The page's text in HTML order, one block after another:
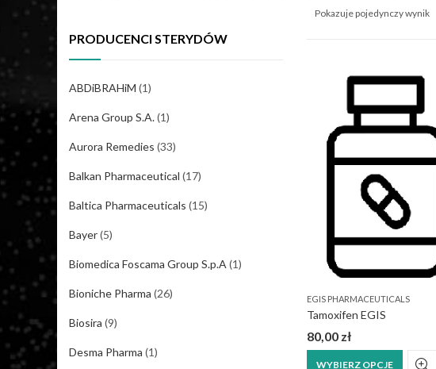
Pokazuje pojedynczy wynik
EGIS PHARMACEUTICALS
Tamoxifen EGIS
80,00 zł
WYBIERZ OPCJE
Ten
PRODUCENCI STERYDÓW
ABDiBRAHiM (1)
Arena Group S.A.(1)
Aurora Remedies (33)
Balkan Pharmaceutical (17)
Baltica Pharmaceuticals (15)
Bayer(5)
Biomedica Foscama Group S.p.A (1)
Bioniche Pharma (26)
Biosira (9)
Desma Pharma (1)